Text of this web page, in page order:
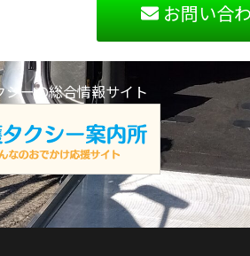
お問い合
ーの総合情報サイト